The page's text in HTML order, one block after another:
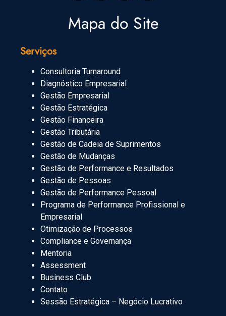
Mapa do Site
Serviços
Consultoria Turnaround
Diagnóstico Empresarial
Gestão Empresarial
Gestão Estratégica
Gestão Financeira
Gestão Tributária
Gestão de Cadeia de Suprimentos
Gestão de Mudanças
Gestão de Performance e Resultados
Gestão de Pessoas
Gestão de Performance Pessoal
Programa de Performance Profissional e
Empresarial
Otimização de Processos
Compliance e Governança
Mentoria
Assessment
Business Club
Contato
Sessão Estratégica – Negócio Lucrativo